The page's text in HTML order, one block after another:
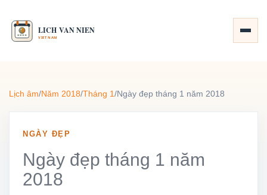
Lịch âm/Năm 2018/Tháng 1/Ngày đẹp tháng 1 năm 2018
NGÀY ĐẸP
Ngày đẹp tháng 1 năm
2018